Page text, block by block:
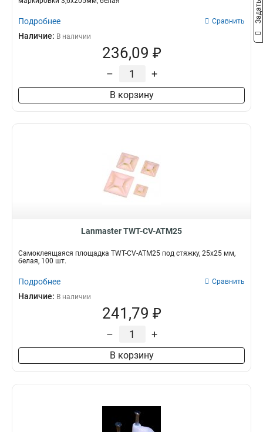
Подробнее Сравнить
Наличие: В наличии
236,09 ₽
– +
В корзину
Lanmaster TWT-CV-ATM25
Самоклеящаяся площадка TWT-CV-ATM25 под стяжку, 25х25 мм,
белая, 100 шт.
Подробнее Сравнить
Наличие: В наличии
241,79 ₽
– +
В корзину